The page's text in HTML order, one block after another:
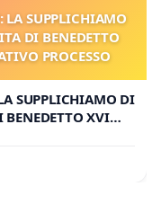
LA SUPPLICHIAMO
DI BENEDETTO
PROCESSO
SUPPLICHIAMO DI
BENEDETTO XVI